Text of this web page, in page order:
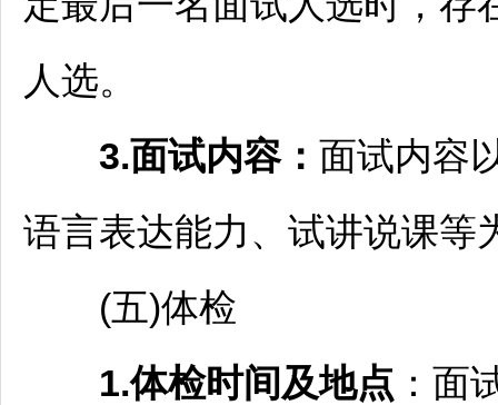
人选。
3.面试内容： 面试内容
语言表达能力、试讲说课等
(五)体检
1.体检时间及地点 ：面